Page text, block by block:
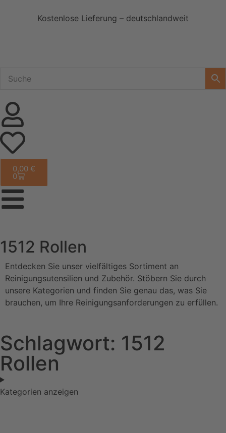
Kostenlose Lieferung – deutschlandweit
0,00 €
0
1512 Rollen
Entdecken Sie unser vielfältiges Sortiment an
Reinigungsutensilien und Zubehör. Stöbern Sie durch
unsere Kategorien und finden Sie genau das, was Sie
brauchen, um Ihre Reinigungsanforderungen zu erfüllen.
Schlagwort: 1512
Rollen
Kategorien anzeigen